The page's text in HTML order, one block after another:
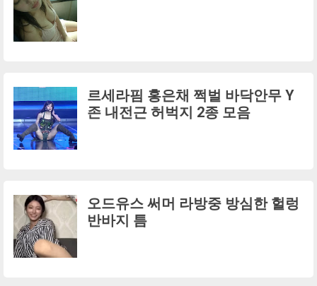
르세라핌 홍은채 쩍벌 바닥안무 Y
존 내전근 허벅지 2종 모음
오드유스 써머 라방중 방심한 헐렁
반바지 틈